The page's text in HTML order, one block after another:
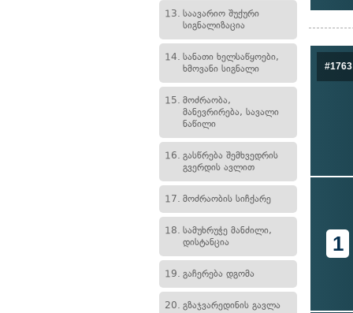
13. საავარიო შუქური
სიგნალიზაცია
14. სანათი ხელსაწყოები,
ხმოვანი სიგნალი
15. მოძრაობა,
მანევრირება, სავალი
ნაწილი
16. გასწრება შემხვედრის
გვერდის ავლით
17. მოძრაობის სიჩქარე
18. სამუხრუჭე მანძილი,
დისტანცია
19. გაჩერება დგომა
20. გზაჯვარედინის გავლა
#1763
1